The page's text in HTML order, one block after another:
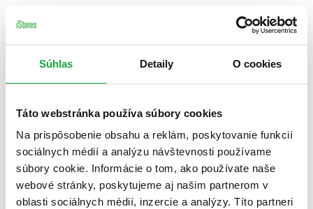
Súhlas Detaily O cookies
Táto webstránka používa súbory cookies
Na prispôsobenie obsahu a reklám, poskytovanie funkcií
sociálnych médií a analýzu návštevnosti používame
súbory cookie. Informácie o tom, ako používate naše
webové stránky, poskytujeme aj našim partnerom v
oblasti sociálnych médií, inzercie a analýzy. Títo partneri